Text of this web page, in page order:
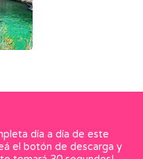
día a día de este
el botón de descarga y